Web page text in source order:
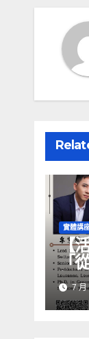
實體講
【
「
場
旅7 月